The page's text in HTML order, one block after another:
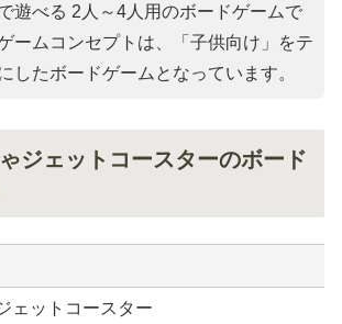
遊べる 2人～4人用のボードゲームで
ームコンセプトは、「 子供向け 」をテ
したボードゲームとなっています。
ジェットコースターのボード
ェットコースター